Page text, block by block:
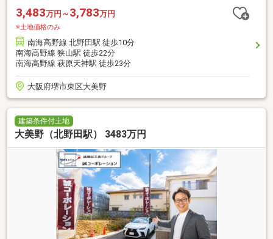
3,483万円～ 3,783万円
※土地価格のみ
南海高野線 北野田駅 徒歩10分
南海高野線 狭山駅 徒歩22分
南海高野線 萩原天神駅 徒歩23分
大阪府堺市東区大美野
建築条件付土地
大美野（北野田駅） 3483万円